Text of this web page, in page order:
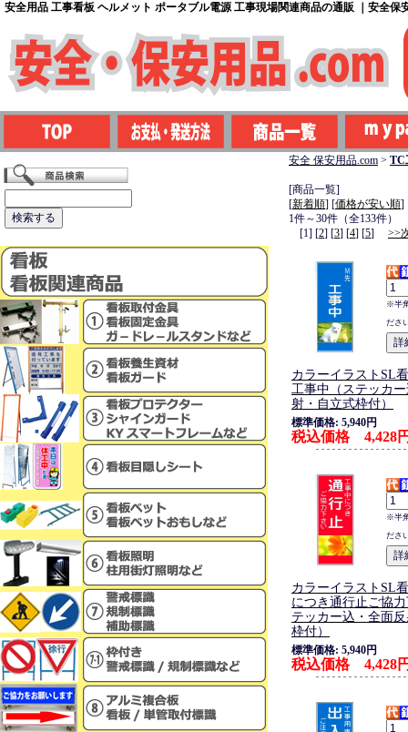
安全用品 工事看板 ヘルメット ポータブル電源 工事現場関連商品の通販 ｜安全保
安全 保安用品.com > TC
[商品一覧]
[新着順] [価格が安い順]
1件～30件（全133件）
[1] [2] [3] [4] [5] >>
※半
ださ
カラーイラストSL
工事中（ステッカ
射・自立式枠付）
標準価格: 5,940円
税込価格 4,428
※半
ださ
カラーイラストSL
につき通行止ご協
テッカー込・全面
枠付）
標準価格: 5,940円
税込価格 4,428